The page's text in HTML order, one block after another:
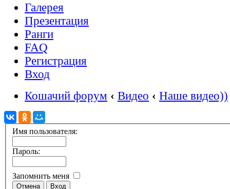
Галерея
Презентация
Ранги
FAQ
Регистрация
Вход
Кошачий форум ‹ Видео ‹ Наше видео))
Имя пользователя:
Пароль:
Запомнить меня